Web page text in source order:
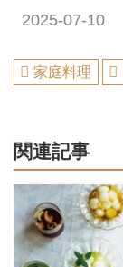
2025-07-10
家庭料理
関連記事